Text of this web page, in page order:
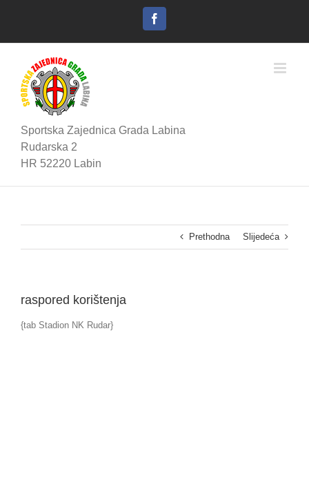
Facebook
Sportska Zajednica Grada Labina
Rudarska 2
HR 52220 Labin
Prethodna Slijedeća
raspored korištenja
{tab Stadion NK Rudar}